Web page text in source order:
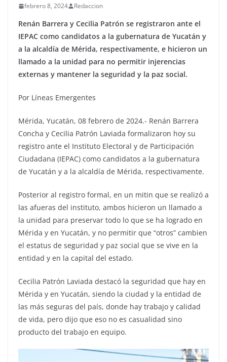
febrero 8, 2024 Redaccion
Renán Barrera y Cecilia Patrón se registraron ante el
IEPAC como candidatos a la gubernatura de Yucatán y
a la alcaldía de Mérida, respectivamente, e hicieron un
llamado a la unidad para no permitir injerencias
externas y mantener la seguridad y la paz social.
Por Líneas Emergentes
Mérida, Yucatán, 08 febrero de 2024.- Renán Barrera
Concha y Cecilia Patrón Laviada formalizaron hoy su
registro ante el Instituto Electoral y de Participación
Ciudadana (IEPAC) como candidatos a la gubernatura
de Yucatán y a la alcaldía de Mérida, respectivamente.
Posterior al registro formal, en un mitin que se realizó a
las afueras del instituto, ambos hicieron un llamado a
la unidad para preservar todo lo que se ha logrado en
Mérida y en Yucatán, y no permitir que “otros” cambien
el estatus de seguridad y paz social que se vive en la
entidad y en la capital del estado.
Cecilia Patrón Laviada destacó la seguridad que hay en
Mérida y en Yucatán, siendo la ciudad y la entidad de
las más seguras del país, donde hay trabajo y calidad
de vida, pero dijo que eso no es casualidad sino
producto del trabajo en equipo.